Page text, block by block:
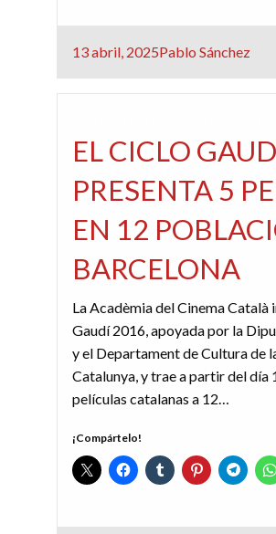
Publicado
13 abril, 2025Pablo Sánchez
EL CICLO
PRESENTA 5
EN 12
BARCELONA
La Acadèmia del Cinema Català
Gaudí 2016, apoyada por la
y el Departament de Cultura de
Catalunya, y trae a partir del día
películas catalanas a 12…
¡Compártelo!